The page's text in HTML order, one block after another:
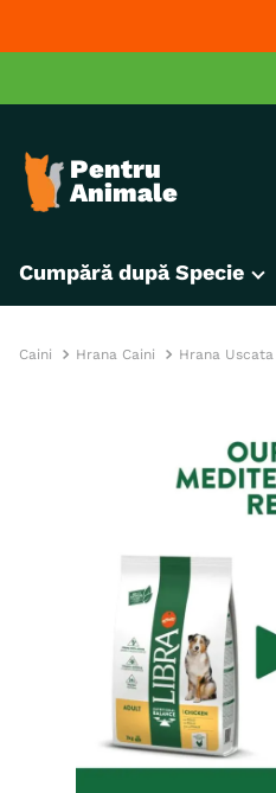
Cumpără după Specie
Caini Hrana Caini Hrana Uscata